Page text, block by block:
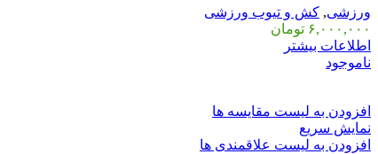
ورزشی, کش و تیوب ورزشی
۶,۰۰۰,۰۰۰ تومان
اطلاعات بیشتر
ناموجود
افزودن به لیست مقایسه ها
نمایش سریع
افزودن به لیست علاقمندی ها